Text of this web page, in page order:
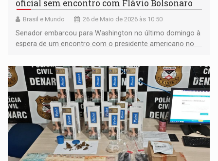
oficial sem encontro com Flávio Bolsonaro
Brasil e Mundo 26 de Maio de 2026 às 10:50
Senador embarcou para Washington no último domingo à
espera de um encontro com o presidente americano no